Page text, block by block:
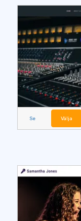
Se Välja